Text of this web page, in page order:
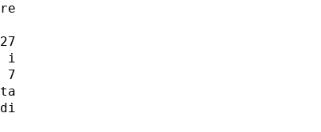
i
7